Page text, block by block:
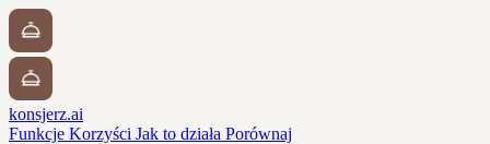
konsjerz.ai
Funkcje Korzyści Jak to działa Porównaj